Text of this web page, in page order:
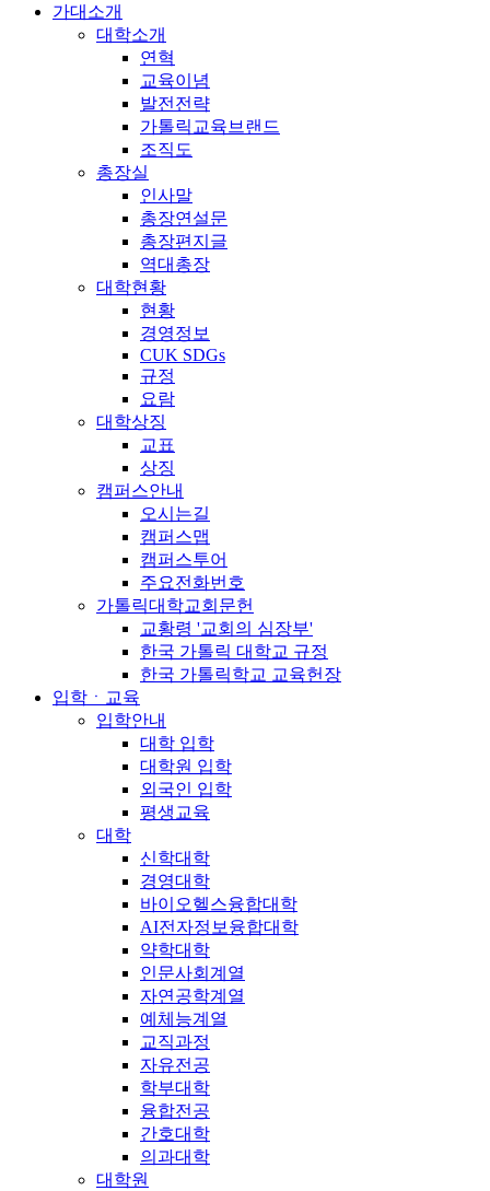
가대소개
대학소개
연혁
교육이념
발전전략
가톨릭교육브랜드
조직도
총장실
인사말
총장연설문
총장편지글
역대총장
대학현황
현황
경영정보
CUK SDGs
규정
요람
대학상징
교표
상징
캠퍼스안내
오시는길
캠퍼스맵
캠퍼스투어
주요전화번호
가톨릭대학교회문헌
교황령 '교회의 심장부'
한국 가톨릭 대학교 규정
한국 가톨릭학교 교육헌장
입학ㆍ교육
입학안내
대학 입학
대학원 입학
외국인 입학
평생교육
대학
신학대학
경영대학
바이오헬스융합대학
AI전자정보융합대학
약학대학
인문사회계열
자연공학계열
예체능계열
교직과정
자유전공
학부대학
융합전공
간호대학
의과대학
대학원